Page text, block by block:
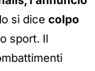
si dice colpo
sport. Il